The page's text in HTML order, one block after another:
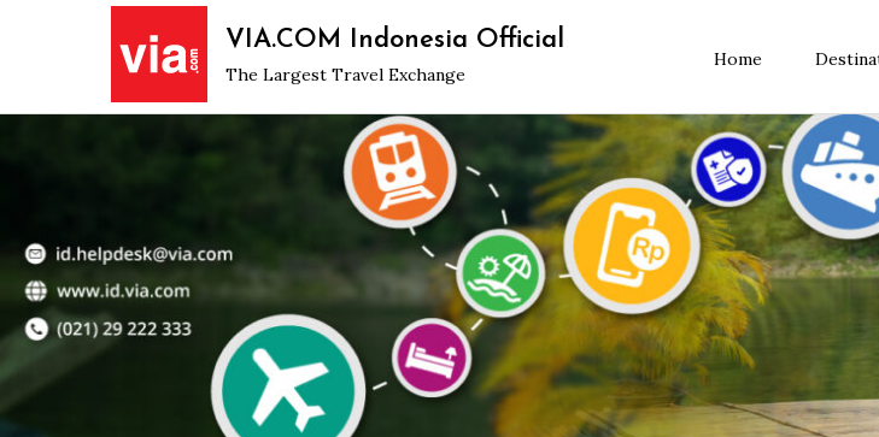
VIA.COM Indonesia Official
The Largest Travel Exchange
Home